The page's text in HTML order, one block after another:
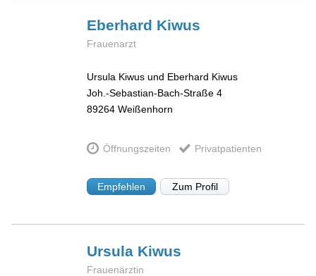
Eberhard Kiwus
Frauenarzt
Ursula Kiwus und Eberhard Kiwus
Joh.-Sebastian-Bach-Straße 4
89264 Weißenhorn
Öffnungszeiten Privatpatienten
Empfehlen Zum Profil
Ursula Kiwus
Frauenärztin